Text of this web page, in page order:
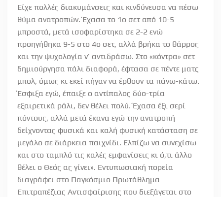
Είχε πολλές διακυμάνσεις και κινδύνευσα να πέσω
θύμα ανατροπών. Έχασα το 1ο σετ από 10-5
μπροστά, μετά ισοφαρίστηκα σε 2-2 ενώ
προηγήθηκα 9-5 στο 4ο σετ, αλλά βρήκα το θάρρος
και την ψυχολογία ν’ αντιδράσω. Στο «κόντρα» σετ
δημιούργησα πάλι διαφορά, έφτασα σε πέντε ματς
μπολ, όμως κι εκεί πήγαν να έρθουν τα πάνω-κάτω.
Έσφιξα εγώ, έπαιξε ο αντίπαλος δύο-τρία
εξαιρετικά ράλι, δεν θέλει πολύ. Έχασα έξι σερί
πόντους, αλλά μετά έκανα εγώ την ανατροπή
δείχνοντας φυσικά και καλή φυσική κατάσταση σε
μεγάλο σε διάρκεια παιχνίδι. Ελπίζω να συνεχίσω
και στο ταμπλό τις καλές εμφανίσεις κι ό,τι άλλο
θέλει ο Θεός ας γίνει». Εντυπωσιακή πορεία
διαγράφει στο Παγκόσμιο Πρωτάθλημα
Επιτραπέζιας Αντισφαίρισης που διεξάγεται στο